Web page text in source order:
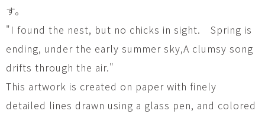
す。
"I found the nest, but no chicks in sight. Spring is
ending, under the early summer sky,A clumsy song
drifts through the air."
This artwork is created on paper with finely
detailed lines drawn using a glass pen, and colored